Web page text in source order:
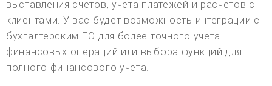
выставления счетов, учета платежей и расчетов с
клиентами. У вас будет возможность интеграции с
бухгалтерским ПО для более точного учета
финансовых операций или выбора функций для
полного финансового учета.